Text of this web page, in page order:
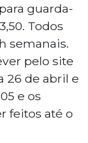
guarda-
Todos
semanais.
pelo site
26 de abril e
e os
feitos até o